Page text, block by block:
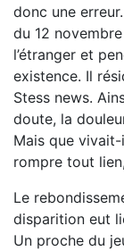
donc une
du 12
l’étranger et
existence. Il
Stess news.
doute, la
Mais que
rompre tout
Le
disparition eut
Un proche du